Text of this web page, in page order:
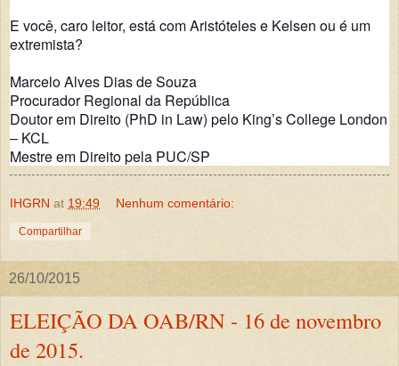
E você, caro leitor, está com Aristóteles e Kelsen ou é um
extremista?
Marcelo Alves Dias de Souza
Procurador Regional da República
Doutor em Direito (PhD in Law) pelo King’s College London
– KCL
Mestre em Direito pela PUC/SP
IHGRN at 19:49 Nenhum comentário:
Compartilhar
26/10/2015
ELEIÇÃO DA OAB/RN - 16 de novembro
de 2015.